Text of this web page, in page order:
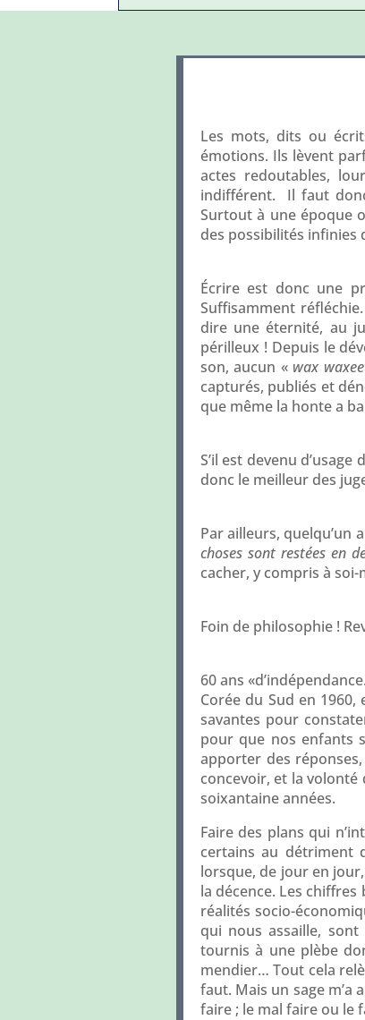
Les mots, dits ou
émotions. Ils lèvent
actes redoutables,
indifférent. Il faut
Surtout à une époque
des possibilités
Écrire est donc une
Suffisamment
dire une éternité, au
périlleux ! Depuis le
son, aucun « wax
capturés, publiés et
que même la honte a
S’il est devenu
donc le meilleur des
Par ailleurs, quelqu’un
choses sont restées en
cacher, y compris à
Foin de philosophie !
60 ans
Corée du Sud en
savantes pour
pour que nos enfants
apporter des
concevoir, et la
soixantaine années.
Faire des plans qui
certains au détriment
lorsque, de jour en
la décence. Les
réalités socio-
qui nous assaille,
tournis à une plèbe
mendier… Tout cela
faut. Mais un sage m’a
faire ; le mal faire ou le